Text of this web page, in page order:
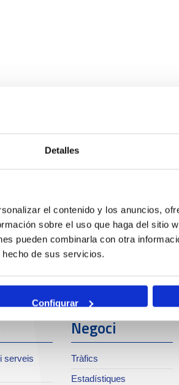
Detalles
el contenido y los anuncios,
sobre el uso que haga del sitio
pueden combinarla con otra
de sus servicios.
Configurar
serveis
Negoci
Tràfics
Estadístiques